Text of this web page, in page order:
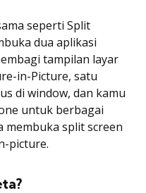
seperti Split
dua aplikasi
tampilan layar
in-Picture, satu
di window, dan kamu
untuk berbagai
membuka split screen
picture.